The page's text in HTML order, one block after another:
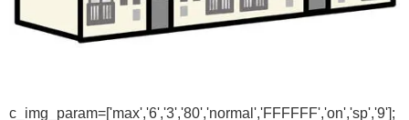
c_img_param=['max','6','3','80','normal','FFFFFF','on','sp','9'];